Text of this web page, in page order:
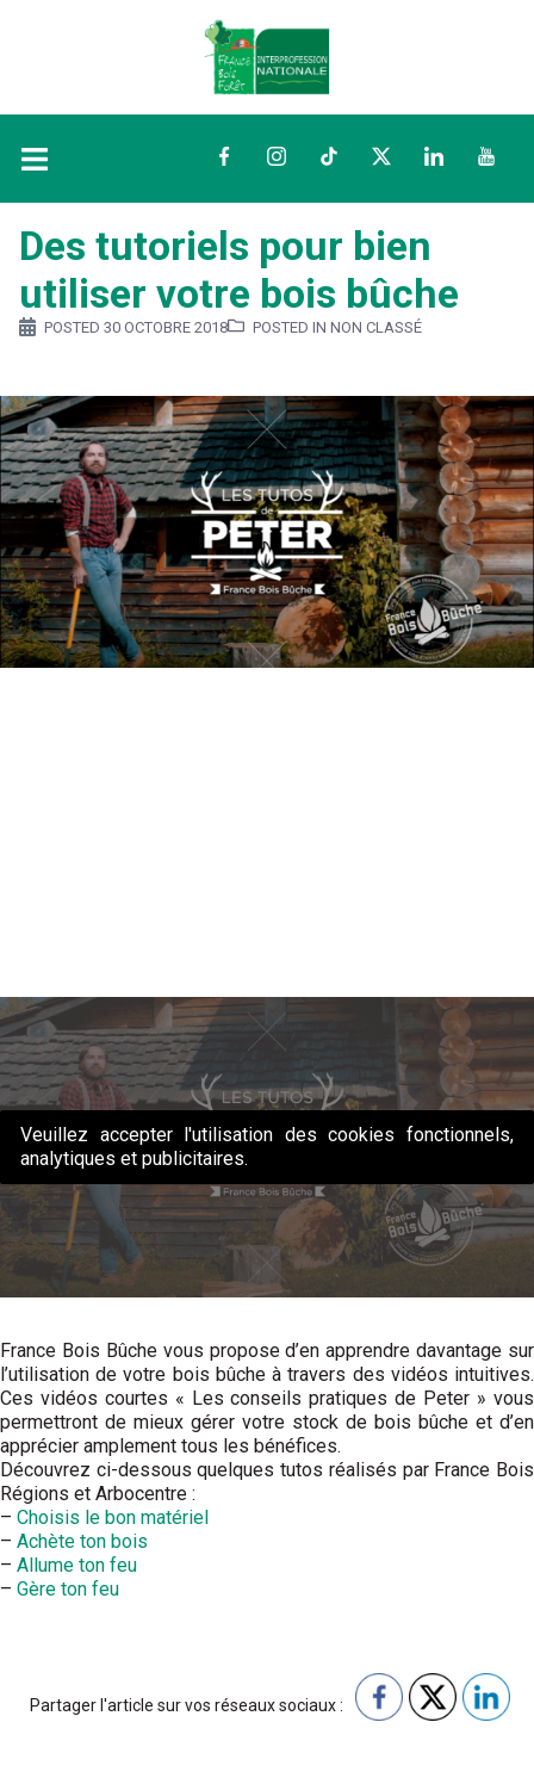
FacebookInstagramTikTokTwitterLinkedIn
Des tutoriels pour bien
utiliser votre bois bûche
POSTED 30 OCTOBRE 2018 POSTED IN NON CLASSÉ
Veuillez accepter l'utilisation des cookies fonctionnels,
analytiques et publicitaires.
France Bois Bûche vous propose d’en apprendre davantage sur
l’utilisation de votre bois bûche à travers des vidéos intuitives.
Ces vidéos courtes « Les conseils pratiques de Peter » vous
permettront de mieux gérer votre stock de bois bûche et d’en
apprécier amplement tous les bénéfices.
Découvrez ci-dessous quelques tutos réalisés par France Bois
Régions et Arbocentre :
– Choisis le bon matériel
– Achète ton bois
– Allume ton feu
– Gère ton feu
Partager l'article sur vos réseaux sociaux :